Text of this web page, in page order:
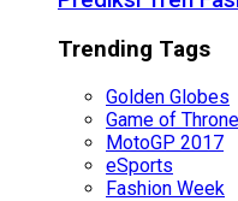
Trending Tags
Golden Globes
Game of
MotoGP 2017
eSports
Fashion Week